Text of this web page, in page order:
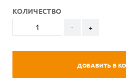
КОЛИЧЕСТВО
- +
ДОБАВИТЬ В